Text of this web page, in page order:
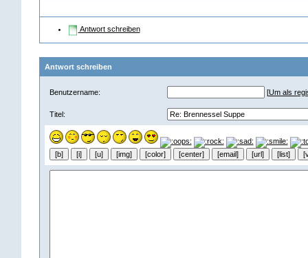
Antwort schreiben
Antwort schreiben
Benutzername: [Um als
Titel: